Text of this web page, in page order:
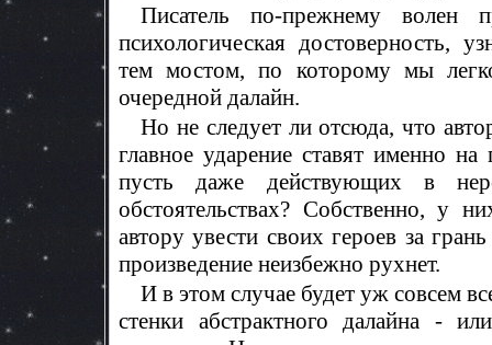
Писатель по-прежнему волен
психологическая достоверность,
тем мостом, по которому мы
очередной далайн.
Но не следует ли отсюда, что
главное ударение ставят именно
пусть даже действующих в
обстоятельствах? Собственно, у
автору увести своих героев за
произведение неизбежно рухнет.
И в этом случае будет уж совсем
стенки абстрактного далайна -